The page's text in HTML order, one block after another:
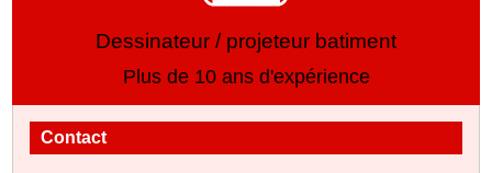
Dessinateur / projeteur batiment
Plus de 10 ans d'expérience
Contact